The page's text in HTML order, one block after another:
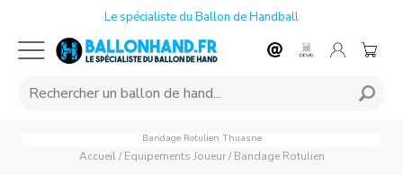
Le spécialiste du Ballon de Handball
Bandage Rotulien Thuasne
Accueil/ Equipements Joueur/ Bandage Rotulien